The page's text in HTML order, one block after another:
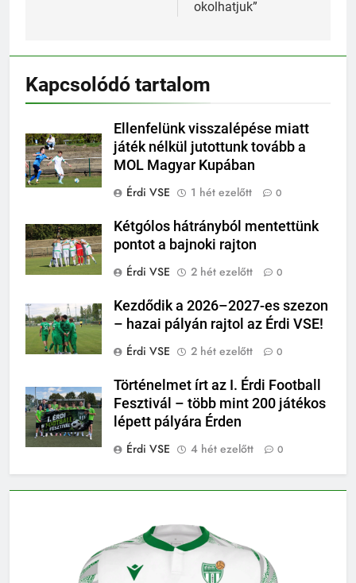
okolhatjuk”
Kapcsolódó tartalom
Ellenfelünk visszalépése miatt
játék nélkül jutottunk tovább a
MOL Magyar Kupában
Érdi VSE
1 hét ezelőtt 0
Kétgólos hátrányból mentettünk
pontot a bajnoki rajton
Érdi VSE
2 hét ezelőtt 0
Kezdődik a 2026–2027-es szezon
– hazai pályán rajtol az Érdi VSE!
Érdi VSE
2 hét ezelőtt 0
Történelmet írt az I. Érdi Football
Fesztivál – több mint 200 játékos
lépett pályára Érden
Érdi VSE
4 hét ezelőtt 0